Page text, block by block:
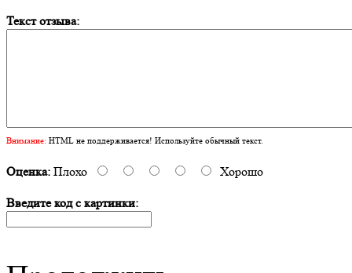
Текст отзыва:
Внимание: HTML не поддерживается! Используйте обычный текст.
Оценка: Плохо Хорошо
Введите код с картинки: